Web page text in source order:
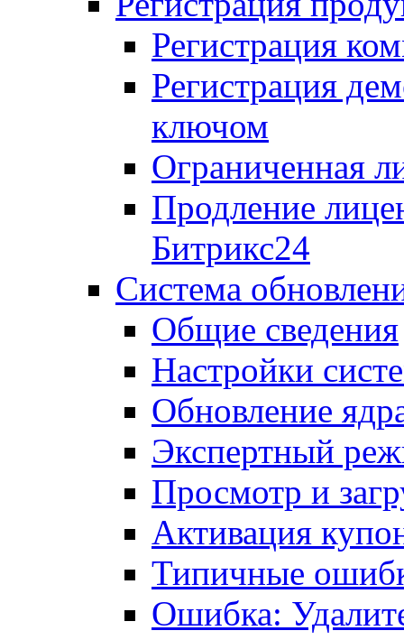
Регистрация
Регистрация
ключом
Ограниченная
Продление
Битрикс24
Система
Общие сведения
Настройки
Обновление
Экспертный
Просмотр и
Активация
Типичные
Ошибка: